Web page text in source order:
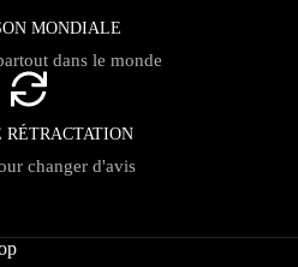
MONDIALE
dans le monde
changer d'avis